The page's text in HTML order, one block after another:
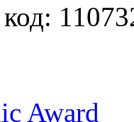
Award